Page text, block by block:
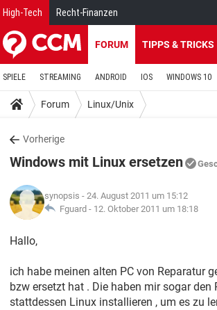
High-Tech Recht-Finanzen
FORUM TIPPS & TRICKS
SPIELE STREAMING ANDROID IOS WINDOWS 10
Forum Linux/Unix
Vorherige
Windows mit Linux ersetzen
synopsis - 24. August 2011 um 15:12
Fguard - 12. Oktober 2011 um 18:18
Hallo,
ich habe meinen alten PC von Reparatur
bzw ersetzt hat . Die haben mir sogar
stattdessen Linux installieren , um es zu